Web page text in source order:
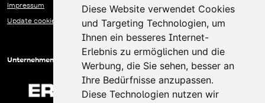
Diese Website verwendet Cookies
und Targeting Technologien, um
Ihnen ein besseres Internet-
Erlebnis zu ermöglichen und die
Werbung, die Sie sehen, besser an
Ihre Bedürfnisse anzupassen.
Diese Technologien nutzen wir
Impressum
Update cookies preferences
Unternehmen der EREMA Gruppe